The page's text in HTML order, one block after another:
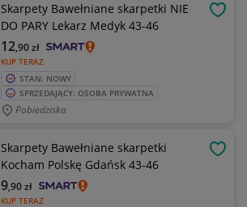
Skarpety Bawełniane skarpetki NIE
DO PARY Lekarz Medyk 43-46
KUP TERAZ
12,90zł
STAN: NOWY
SPRZEDAJĄCY: OSOBA PRYWATNA
Pobiedziska
Skarpety Bawełniane skarpetki
Kocham Polskę Gdańsk 43-46
KUP TERAZ
9,90zł